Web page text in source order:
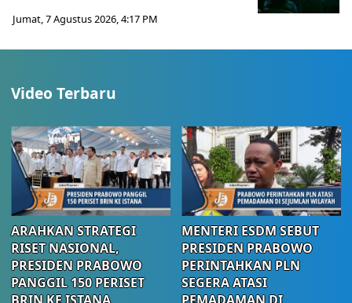
Jumat, 7 Agustus 2026, 4:17 PM
Video Terbaru
ARAHKAN STRATEGI
RISET NASIONAL,
PRESIDEN PRABOWO
PANGGIL 150 PERISET
MENTERI ESDM SEBUT
PRESIDEN PRABOWO
PERINTAHKAN PLN
SEGERA ATASI